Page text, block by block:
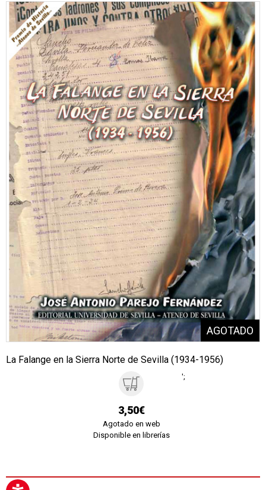
La Falange en la Sierra Norte de Sevilla (1934-1956)
3,50€
Agotado en web
Disponible en librerías
';